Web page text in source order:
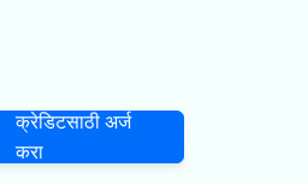
क्रेडिटसाठी अर्ज
करा